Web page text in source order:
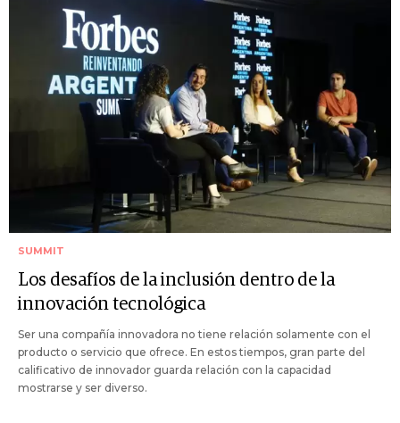
SUMMIT
Los desafíos de la inclusión dentro de la
innovación tecnológica
Ser una compañía innovadora no tiene relación solamente con el
producto o servicio que ofrece. En estos tiempos, gran parte del
calificativo de innovador guarda relación con la capacidad
mostrarse y ser diverso.